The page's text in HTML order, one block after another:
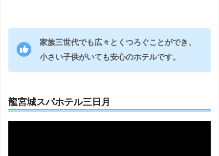
家族三世代でも広々とくつろぐことができ、
小さい子供がいても安心のホテルです。
龍宮城スパホテル三日月